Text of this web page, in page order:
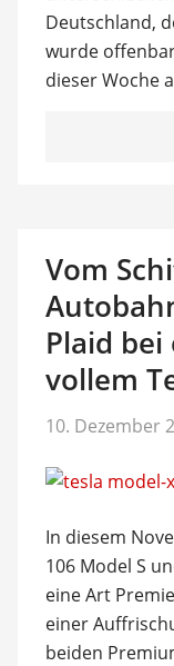
Deutschland,
wurde
dieser Woche
Vom
Plaid
vollem
10. Dezember
In diesem
106 Model S
eine Art
einer
beiden